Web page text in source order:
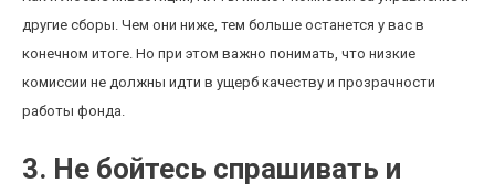
другие сборы. Чем они ниже, тем больше останется у вас в
конечном итоге. Но при этом важно понимать, что низкие
комиссии не должны идти в ущерб качеству и прозрачности
работы фонда.
3. Не бойтесь спрашивать и